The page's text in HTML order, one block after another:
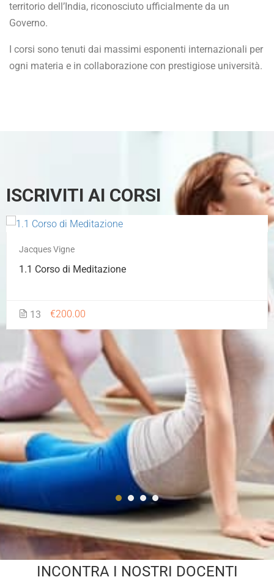
territorio dell’India, riconosciuto ufficialmente da un
Governo.
I corsi sono tenuti dai massimi esponenti internazionali per
ogni materia e in collaborazione con prestigiose università.
ISCRIVITI AI CORSI
Jacques Vigne
1.1 Corso di Meditazione
13 €200.00
INCONTRA I NOSTRI DOCENTI